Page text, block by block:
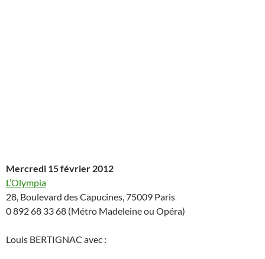
Mercredi 15 février 2012
L’Olympia
28, Boulevard des Capucines, 75009 Paris
0 892 68 33 68 (Métro Madeleine ou Opéra)
Louis BERTIGNAC avec :